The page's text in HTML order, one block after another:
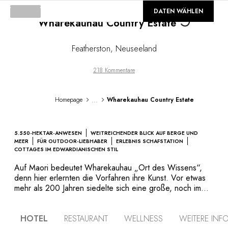
GALERIE
Wharekauhau Country Estate
Featherston, Neuseeland
218 Kommentare
Homepage ... Wharekauhau Country Estate
5.550-HEKTAR-ANWESEN
WEITREICHENDER BLICK AUF BERGE UND
MEER
FÜR OUTDOOR-LIEBHABER
ERLEBNIS SCHAFSTATION
COTTAGES IM EDWARDIANISCHEN STIL
Auf Maori bedeutet Wharekauhau „Ort des Wissens“,
denn hier erlernten die Vorfahren ihre Kunst. Vor etwas
mehr als 200 Jahren siedelte sich eine große, noch immer
Bay eine raffinierte Lebensart. Die Ausstattung der
DATEN WÄHLEN
HOTEL RESTAURANT WELLNESS WEITERE